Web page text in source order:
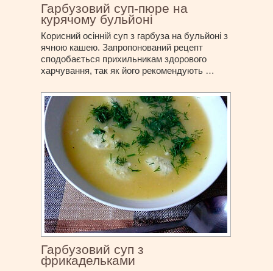
Гарбузовий суп-пюре на
курячому бульйоні
Корисний осінній суп з гарбуза на бульйоні з
ячною кашею. Запропонований рецепт
сподобається прихильникам здорового
харчування, так як його рекомендують …
Гарбузовий суп з
фрикадельками